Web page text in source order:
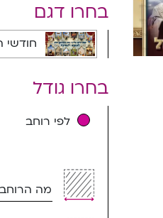
בחרו דגם
בחרו גודל
לפי רוחב
מה